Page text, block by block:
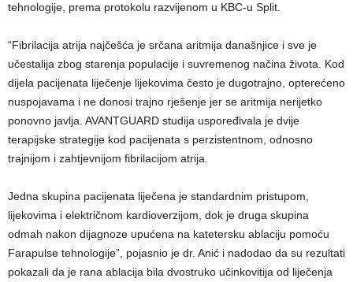
tehnologije, prema protokolu razvijenom u KBC-u Split.
“Fibrilacija atrija najčešća je srčana aritmija današnjice i sve je
učestalija zbog starenja populacije i suvremenog načina života. Kod
dijela pacijenata liječenje lijekovima često je dugotrajno, opterećeno
nuspojavama i ne donosi trajno rješenje jer se aritmija nerijetko
ponovno javlja. AVANTGUARD studija uspoređivala je dvije
terapijske strategije kod pacijenata s perzistentnom, odnosno
trajnijom i zahtjevnijom fibrilacijom atrija.
Jedna skupina pacijenata liječena je standardnim pristupom,
lijekovima i električnom kardioverzijom, dok je druga skupina
odmah nakon dijagnoze upućena na katetersku ablaciju pomoću
Farapulse tehnologije”, pojasnio je dr. Anić i nadodao da su rezultati
pokazali da je rana ablacija bila dvostruko učinkovitija od liječenja